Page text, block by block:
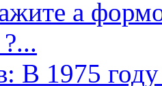
а
В 1975